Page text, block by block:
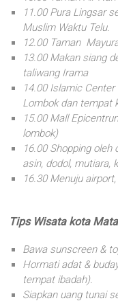
11.00 Pura Lingsar
Muslim Waktu Telu.
12.00 Taman
13.00 Makan siang
taliwang Irama
14.00 Islamic
Lombok dan tempat
15.00 Mall
lombok)
16.00 Shopping
asin, dodol, mutiara,
16.30 Menuju
Tips Wisata kota
Bawa sunscreen &
Hormati adat &
tempat ibadah).
Siapkan uang tunai